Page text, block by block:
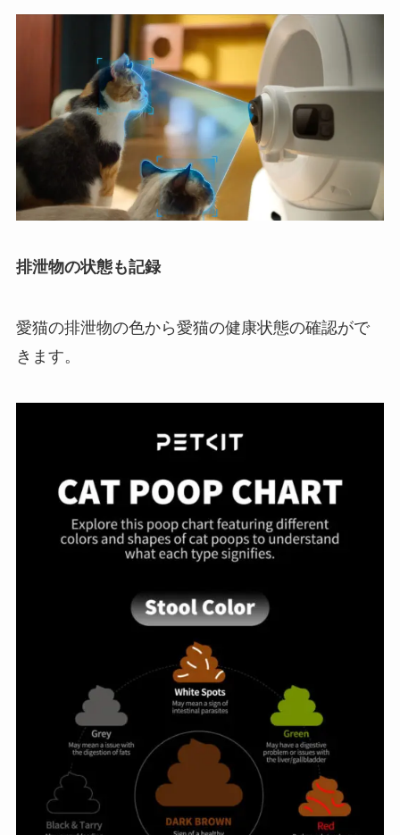
排泄物の状態も記録
愛猫の排泄物の色から愛猫の健康状態の確認がで
きます。